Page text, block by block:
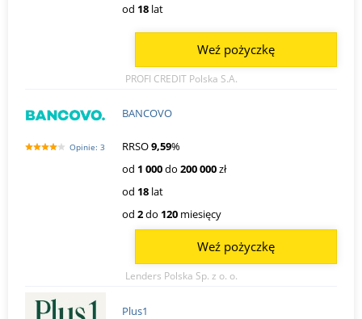
od 18 lat
PROFI CREDIT Polska S.A.
Weź pożyczkę
Opinie: 3
BANCOVO
RRSO9,59%
od 1 000do 200 000zł
od 18 lat
od 2do 120 miesięcy
Lenders Polska Sp. z o. o.
Weź pożyczkę
Plus1